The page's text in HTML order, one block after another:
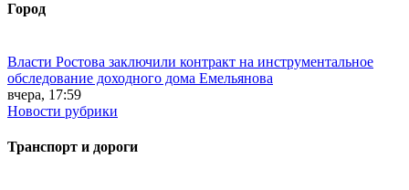
Город
Власти Ростова заключили контракт на инструментальное
обследование доходного дома Емельянова
вчера, 17:59
Новости рубрики
Транспорт и дороги